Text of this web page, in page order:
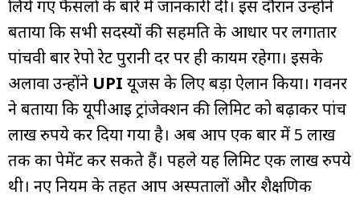
ल‍िये गए फैसलों के बारे में जानकारी दी। इस दौरान उन्‍होंने
बताया क‍ि सभी सदस्‍यों की सहमत‍ि के आधार पर लगातार
पांचवी बार रेपो रेट पुरानी दर पर ही कायम रहेगा। इसके
अलावा उन्‍होंने UPI यूजर्स के ल‍िए बड़ा ऐलान क‍िया। गवर्नर
ने बताया क‍ि यूपीआई ट्रांजेक्‍शन की ल‍िमिट को बढ़ाकर पांच
लाख रुपये कर द‍िया गया है। अब आप एक बार में 5 लाख
तक का पेमेंट कर सकते हैं। पहले यह ल‍िमिट एक लाख रुपये
थी। नए न‍ियम के तहत आप अस्‍पतालों और शैक्षण‍िक